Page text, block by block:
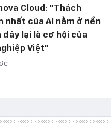
Cloud: "Thách
nhất của AI nằm ở nền
đây lại là cơ hội của
Việt"